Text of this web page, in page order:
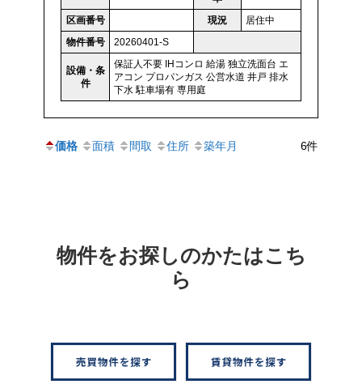
区画番号 現況
居住中
物件番号
20260401-S
設備・条
件
保証人不要 IHコンロ 給湯 独立洗面台 エ
アコン プロパンガス 公営水道 井戸 排水
下水 駐車場有 専用庭
価格 面積 間取 住所 築年月 6件
物件をお探しのかたはこち
ら